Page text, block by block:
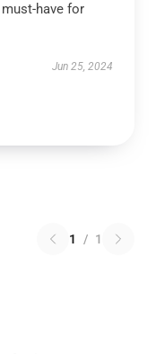
have for
Jun 25, 2024
1 / 1